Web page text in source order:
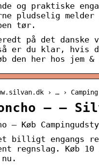
og praktiske
pludselig
tør.
på det danske
er du klar, hvis
den her hos jem
› … › Camping
– –
– Køb
billigt engangs
regnslag. Køb